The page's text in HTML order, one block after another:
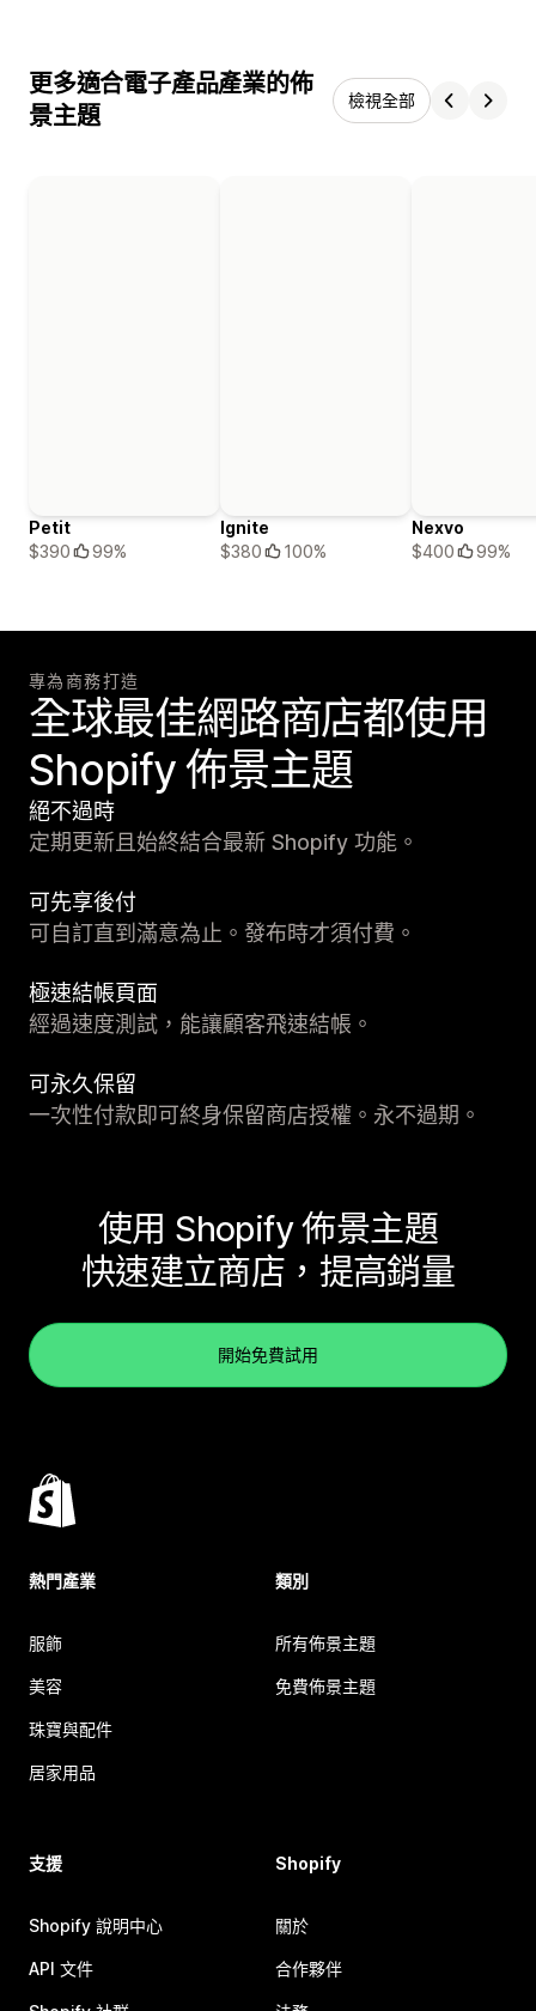
更多適合電子產品產業的佈
景主題
檢視全部
Petit
$390
99%
Ignite
$380
100%
Nexvo
$400
99%
專為商務打造
全球最佳網路商店都使用
Shopify 佈景主題
絕不過時
定期更新且始終結合最新 Shopify 功能。
可先享後付
可自訂直到滿意為止。發布時才須付費。
極速結帳頁面
經過速度測試，能讓顧客飛速結帳。
可永久保留
一次性付款即可終身保留商店授權。永不過期。
使用 Shopify 佈景主題
快速建立商店，提高銷量
開始免費試用
熱門產業
服飾
美容
珠寶與配件
居家用品
類別
所有佈景主題
免費佈景主題
支援
Shopify 說明中心
API 文件
Shopify
關於
合作夥伴